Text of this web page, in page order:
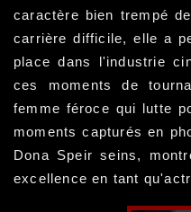
caractère bien trempé
carrière difficile, elle a
place dans l'industrie
ces moments de
femme féroce qui lutte
moments capturés en
Dona Speir seins,
excellence en tant